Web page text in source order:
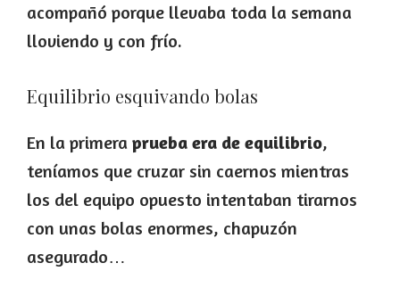
acompañó porque llevaba toda la semana
lloviendo y con frío.
Equilibrio esquivando bolas
En la primera prueba era de equilibrio,
teníamos que cruzar sin caernos mientras
los del equipo opuesto intentaban tirarnos
con unas bolas enormes, chapuzón
asegurado…